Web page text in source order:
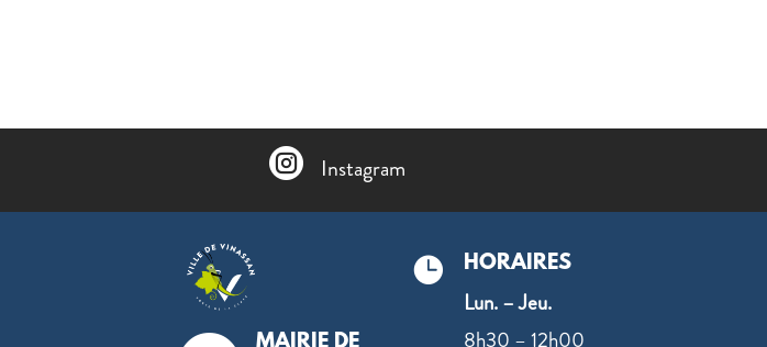
 Instagram
 HORAIRES
Lun. – Jeu.
8h30 – 12h00